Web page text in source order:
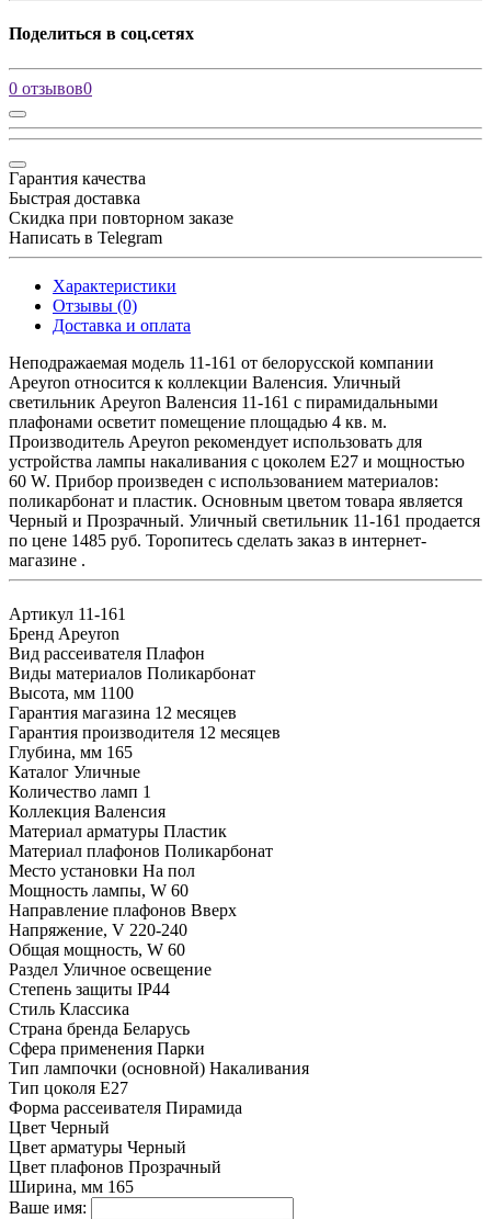
Поделиться в соц.сетях
0 отзывов0
Гарантия качества
Быстрая доставка
Скидка при повторном заказе
Написать в Telegram
Характеристики
Отзывы (0)
Доставка и оплата
Неподражаемая модель 11-161 от белорусской компании
Apeyron относится к коллекции Валенсия. Уличный
светильник Apeyron Валенсия 11-161 с пирамидальными
плафонами осветит помещение площадью 4 кв. м.
Производитель Apeyron рекомендует использовать для
устройства лампы накаливания с цоколем E27 и мощностью
60 W. Прибор произведен с использованием материалов:
поликарбонат и пластик. Основным цветом товара является
Черный и Прозрачный. Уличный светильник 11-161 продается
по цене 1485 руб. Торопитесь сделать заказ в интернет-
магазине .
Артикул 11-161
Бренд Apeyron
Вид рассеивателя Плафон
Виды материалов Поликарбонат
Высота, мм 1100
Гарантия магазина 12 месяцев
Гарантия производителя 12 месяцев
Глубина, мм 165
Каталог Уличные
Количество ламп 1
Коллекция Валенсия
Материал арматуры Пластик
Материал плафонов Поликарбонат
Место установки На пол
Мощность лампы, W 60
Направление плафонов Вверх
Напряжение, V 220-240
Общая мощность, W 60
Раздел Уличное освещение
Степень защиты IP44
Стиль Классика
Страна бренда Беларусь
Сфера применения Парки
Тип лампочки (основной) Накаливания
Тип цоколя E27
Форма рассеивателя Пирамида
Цвет Черный
Цвет арматуры Черный
Цвет плафонов Прозрачный
Ширина, мм 165
Ваше имя: